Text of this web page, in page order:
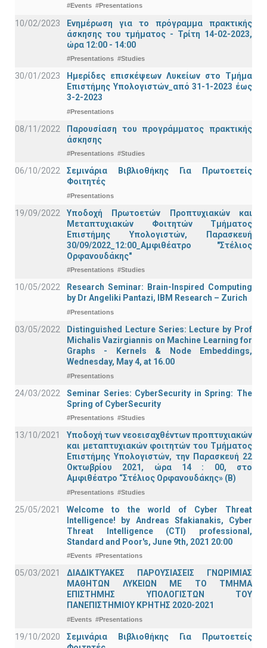
#Events #Presentations
10/02/2023
Ενημέρωση για το πρόγραμμα πρακτικής
άσκησης του τμήματος - Τρίτη 14-02-2023,
ώρα 12:00 - 14:00
#Presentations #Studies
30/01/2023
Ημερίδες επισκέψεων Λυκείων στο Τμήμα
Επιστήμης Υπολογιστών_από 31-1-2023 έως
3-2-2023
#Presentations
08/11/2022
Παρουσίαση του προγράμματος πρακτικής
άσκησης
#Presentations #Studies
06/10/2022
Σεμινάρια Βιβλιοθήκης Για Πρωτοετείς
Φοιτητές
#Presentations
19/09/2022
Υποδοχή Πρωτοετών Προπτυχιακών και
Μεταπτυχιακών Φοιτητών Τμήματος
Επιστήμης Υπολογιστών, Παρασκευή
30/09/2022_12:00_Αμφιθέατρο "Στέλιος
Ορφανουδάκης"
#Presentations #Studies
10/05/2022
Research Seminar: Brain-Inspired Computing
by Dr Angeliki Pantazi, IBM Research – Zurich
#Presentations
03/05/2022
Distinguished Lecture Series: Lecture by Prof
Michalis Vazirgiannis on Machine Learning for
Graphs - Kernels & Νode Εmbeddings,
Wednesday, May 4, at 16.00
#Presentations
24/03/2022
Seminar Series: CyberSecurity in Spring: The
Spring of CyberSecurity
#Presentations #Studies
13/10/2021
Υποδοχή των νεοεισαχθέντων προπτυχιακών
και μεταπτυχιακών φοιτητών του Τμήματος
Επιστήμης Υπολογιστών, την Παρασκευή 22
Οκτωβρίου 2021, ώρα 14 : 00, στο
Αμφιθέατρο “Στέλιος Ορφανουδάκης» (Β)
#Presentations #Studies
25/05/2021
Welcome to the world of Cyber Threat
Intelligence! by Andreas Sfakianakis, Cyber
Threat Intelligence (CTI) professional,
Standard and Poor's, June 9th, 2021 20:00
#Events #Presentations
05/03/2021
ΔΙΑΔΙΚΤΥΑΚΕΣ ΠΑΡΟΥΣΙΑΣΕΙΣ ΓΝΩΡΙΜΙΑΣ
ΜΑΘΗΤΩΝ ΛΥΚΕΙΩΝ ΜΕ ΤΟ ΤΜΗΜΑ
ΕΠΙΣΤΗΜΗΣ ΥΠΟΛΟΓΙΣΤΩΝ ΤΟΥ
ΠΑΝΕΠΙΣΤΗΜΙΟΥ ΚΡΗΤΗΣ 2020-2021
#Events #Presentations
19/10/2020
Σεμινάρια Βιβλιοθήκης Για Πρωτοετείς